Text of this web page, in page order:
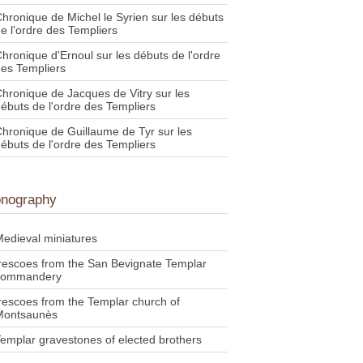
de Michel le Syrien sur les débuts
l'ordre des Templiers
d'Ernoul sur les débuts de l'ordre
Templiers
de Jacques de Vitry sur les
de l'ordre des Templiers
de Guillaume de Tyr sur les
de l'ordre des Templiers
miniatures
from the San Bevignate Templar
from the Templar church of
gravestones of elected brothers